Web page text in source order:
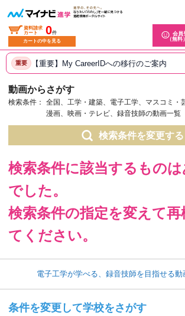
資料請求
カート
0件
カートの中を見る
会員
（無料）
重要 【重要】My CareerIDへの移行のご案内
動画からさがす
検索条件：
全国、工学・建築、電子工学、マスコミ・
漫画、映画・テレビ、録音技師の動画一覧
検索条件を変更する
検索条件に該当するもの
でした。
検索条件の指定を変えて
てください。
電子工学が学べる、録音技師を目指せる
条件を変更して学校をさがす